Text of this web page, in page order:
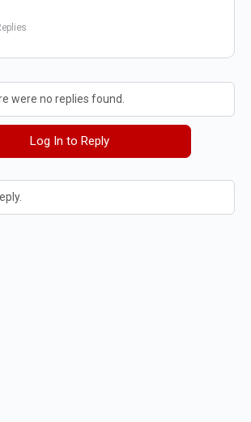
were no replies found.
Log In to Reply